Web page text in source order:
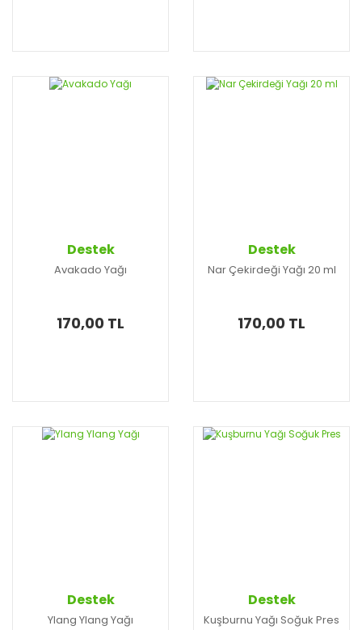
Destek
Avakado Yağı
170,00 TL
Destek
Nar Çekirdeği Yağı 20 ml
170,00 TL
Destek
Ylang Ylang Yağı
Destek
Kuşburnu Yağı Soğuk Pres